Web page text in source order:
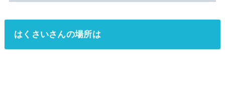
はくさいさんの場所は